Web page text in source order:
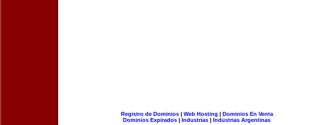
Registro de Dominios| Web Hosting | Dominios En Venta
Dominios Expirados | Industrias | Industrias Argentinas